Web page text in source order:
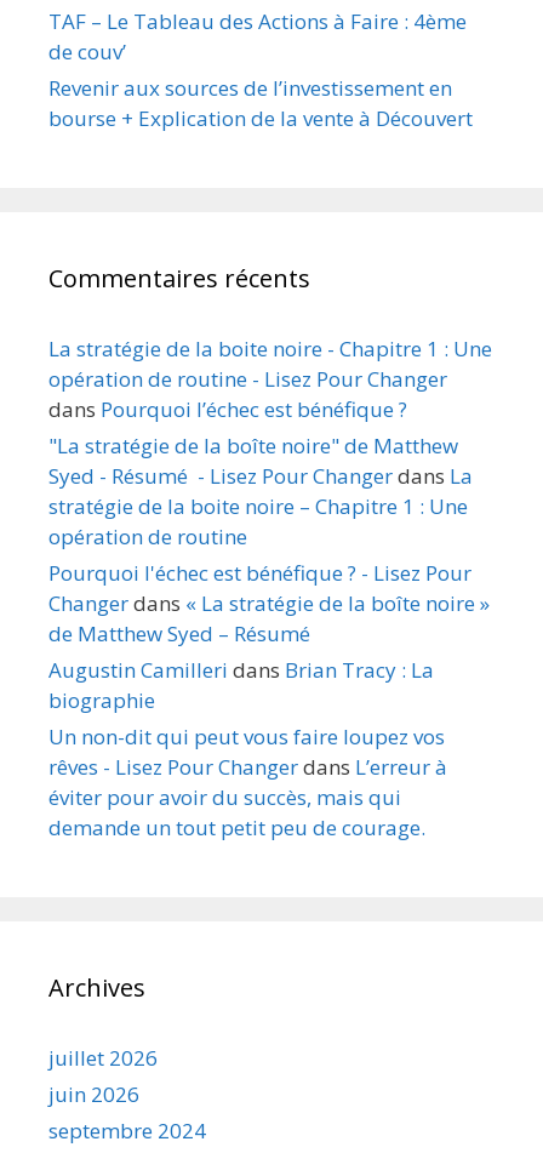
TAF – Le Tableau des Actions à Faire : 4ème
de couv’
Revenir aux sources de l’investissement en
bourse + Explication de la vente à Découvert
Commentaires récents
La stratégie de la boite noire - Chapitre 1 : Une
opération de routine - Lisez Pour Changer
dans Pourquoi l’échec est bénéfique ?
"La stratégie de la boîte noire" de Matthew
Syed - Résumé - Lisez Pour Changerdans La
stratégie de la boite noire – Chapitre 1 : Une
opération de routine
Pourquoi l'échec est bénéfique ? - Lisez Pour
Changerdans « La stratégie de la boîte noire »
de Matthew Syed – Résumé
Augustin Camilleri dans Brian Tracy : La
biographie
Un non-dit qui peut vous faire loupez vos
rêves - Lisez Pour Changerdans L’erreur à
éviter pour avoir du succès, mais qui
demande un tout petit peu de courage.
Archives
juillet 2026
juin 2026
septembre 2024